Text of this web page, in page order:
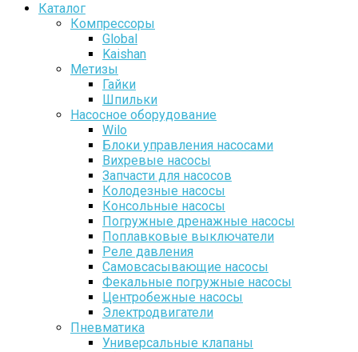
Каталог
Компрессоры
Global
Kaishan
Метизы
Гайки
Шпильки
Насосное оборудование
Wilo
Блоки управления насосами
Вихревые насосы
Запчасти для насосов
Колодезные насосы
Консольные насосы
Погружные дренажные насосы
Поплавковые выключатели
Реле давления
Самовсасывающие насосы
Фекальные погружные насосы
Центробежные насосы
Электродвигатели
Пневматика
Универсальные клапаны